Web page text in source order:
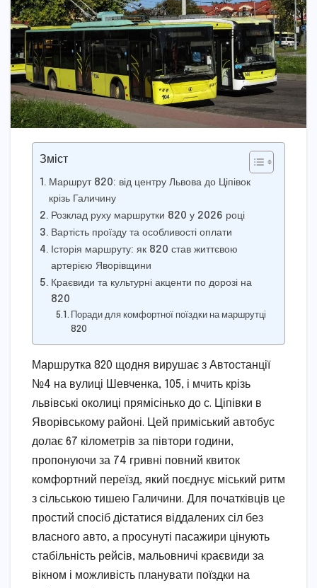
Зміст
Маршрут 820: від центру Львова до Ціпівок
крізь Галичину
Розклад руху маршрутки 820 у 2026 році
Вартість проїзду та особливості оплати
Історія маршруту: як 820 став життєвою
артерією Яворівщини
Краєвиди та культурні акценти по дорозі на
820
Поради для комфортної поїздки на маршрутці
820
Маршрутка 820 щодня вирушає з Автостанції
№4 на вулиці Шевченка, 105, і мчить крізь
львівські околиці прямісінько до с. Ціпівки в
Яворівському районі. Цей приміський автобус
долає 67 кілометрів за півтори години,
пропонуючи за 74 гривні повний квиток
комфортний переїзд, який поєднує міський ритм
з сільською тишею Галичини. Для початківців це
простий спосіб дістатися віддалених сіл без
власного авто, а просунуті пасажири цінують
стабільність рейсів, мальовничі краєвиди за
вікном і можливість планувати поїздки на